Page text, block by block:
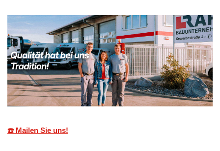
☎️ Mailen Sie uns!